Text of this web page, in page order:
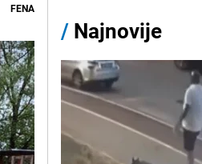
FENA
/ Najnovije